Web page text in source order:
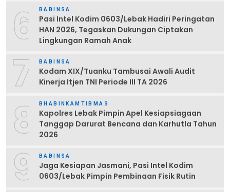
6 BABINSA
Pasi Intel Kodim 0603/Lebak Hadiri Peringatan
HAN 2026, Tegaskan Dukungan Ciptakan
Lingkungan Ramah Anak
7 BABINSA
Kodam XIX/Tuanku Tambusai Awali Audit
Kinerja Itjen TNI Periode III TA 2026
8 BHABINKAMTIBMAS
Kapolres Lebak Pimpin Apel Kesiapsiagaan
Tanggap Darurat Bencana dan Karhutla Tahun
2026
9 BABINSA
Jaga Kesiapan Jasmani, Pasi Intel Kodim
0603/Lebak Pimpin Pembinaan Fisik Rutin